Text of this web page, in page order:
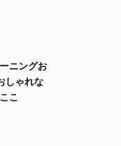
ニングお
しゃれな
こ